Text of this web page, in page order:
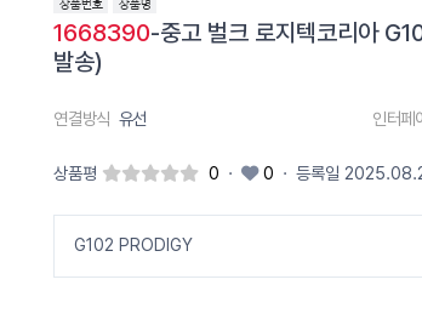
1668390-중고 벌크 로지텍코리아
발송)
연결방식 유선 인터페
상품평 0 · 0 · 등록일
G102 PRODIGY